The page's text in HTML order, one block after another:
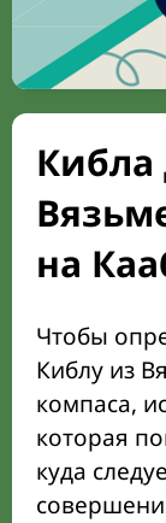
Кибла
на
Чтобы
Киблу из
компаса,
которая
куда